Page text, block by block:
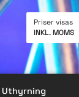
Priser visas
INKL. MOMS
Uthyrning